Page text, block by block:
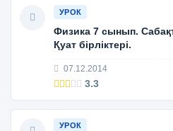
УРОК
Физика 7 сынып.
Қуат бірліктері.
07.12.2014
3.3
УРОК